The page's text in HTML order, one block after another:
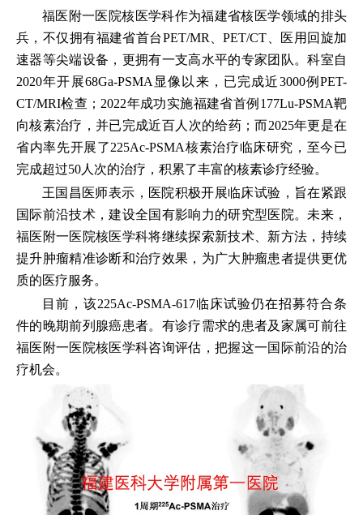
福医附一医院核医学科作为福建省核医学领域的排头
兵，不仅拥有福建省首台PET/MR、PET/CT、医用回旋加
速器等尖端设备，更拥有一支高水平的专家团队。科室自
2020年开展68Ga-PSMA显像以来，已完成近3000例PET-
CT/MRI检查；2022年成功实施福建省首例177Lu-PSMA靶
向核素治疗，并已完成近百人次的给药；而2025年更是在
省内率先开展了225Ac-PSMA核素治疗临床研究，至今已
完成超过50人次的治疗，积累了丰富的核素诊疗经验。
王国昌医师表示，医院积极开展临床试验，旨在紧跟
国际前沿技术，建设全国有影响力的研究型医院。未来，
福医附一医院核医学科将继续探索新技术、新方法，持续
提升肿瘤精准诊断和治疗效果，为广大肿瘤患者提供更优
质的医疗服务。
目前，该225Ac-PSMA-617临床试验仍在招募符合条
件的晚期前列腺癌患者。有诊疗需求的患者及家属可前往
福医附一医院核医学科咨询评估，把握这一国际前沿的治
疗机会。